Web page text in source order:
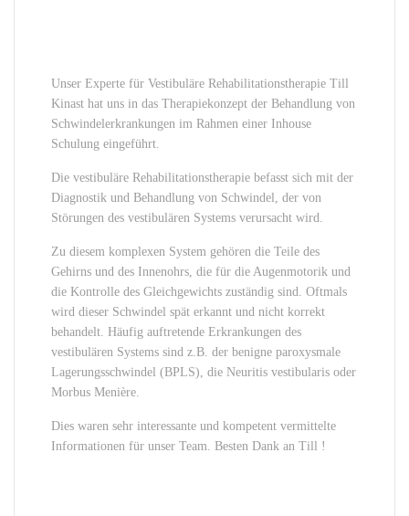
Unser Experte für Vestibuläre Rehabilitationstherapie Till
Kinast hat uns in das Therapiekonzept der Behandlung von
Schwindelerkrankungen im Rahmen einer Inhouse
Schulung eingeführt.
Die vestibuläre Rehabilitationstherapie befasst sich mit der
Diagnostik und Behandlung von Schwindel, der von
Störungen des vestibulären Systems verursacht wird.
Zu diesem komplexen System gehören die Teile des
Gehirns und des Innenohrs, die für die Augenmotorik und
die Kontrolle des Gleichgewichts zuständig sind. Oftmals
wird dieser Schwindel spät erkannt und nicht korrekt
behandelt. Häufig auftretende Erkrankungen des
vestibulären Systems sind z.B. der benigne paroxysmale
Lagerungsschwindel (BPLS), die Neuritis vestibularis oder
Morbus Menière.
Dies waren sehr interessante und kompetent vermittelte
Informationen für unser Team. Besten Dank an Till !